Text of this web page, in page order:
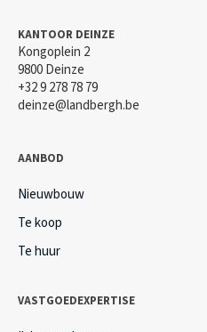
KANTOOR DEINZE
Kongoplein 2
9800 Deinze
+32 9 278 78 79
deinze@landbergh.be
AANBOD
Nieuwbouw
Te koop
Te huur
VASTGOEDEXPERTISE